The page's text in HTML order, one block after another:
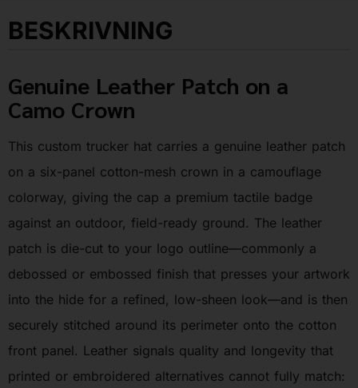
BESKRIVNING
Genuine Leather Patch on a
Camo Crown
This custom trucker hat carries a genuine leather patch
on a six-panel cotton-mesh crown in a camouflage
colorway, giving the cap a premium tactile badge
against an outdoor, field-ready ground. The leather
patch is die-cut to your logo outline—commonly a
debossed or embossed finish that presses your artwork
into the hide for a refined, low-sheen look—and is then
securely stitched around its perimeter onto the cotton
front panel. Leather signals quality and longevity that
printed or embroidered alternatives cannot fully match: